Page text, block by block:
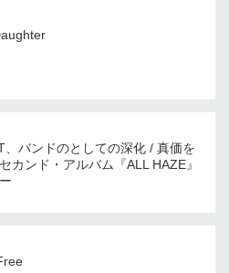
、バンドのとしての深化 / 真価を
カンド・アルバム『ALL HAZE』